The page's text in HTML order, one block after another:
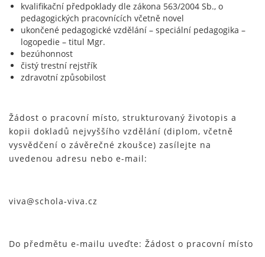
kvalifikační předpoklady dle zákona 563/2004 Sb., o
pedagogických pracovnících včetně novel
ukončené pedagogické vzdělání – speciální pedagogika –
logopedie – titul Mgr.
bezúhonnost
čistý trestní rejstřík
zdravotní způsobilost
Žádost o pracovní místo, strukturovaný životopis a
kopii dokladů nejvyššího vzdělání (diplom, včetně
vysvědčení o závěrečné zkoušce) zasílejte na
uvedenou adresu nebo e-mail:
viva@schola-viva.cz
Do předmětu e-mailu uveďte: Žádost o pracovní místo